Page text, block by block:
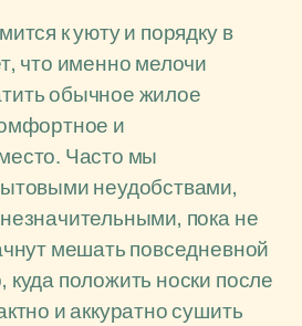
к уюту и порядку в
что именно мелочи
обычное жилое
и
Часто мы
неудобствами,
пока не
мешать повседневной
положить носки после
и аккуратно сушить